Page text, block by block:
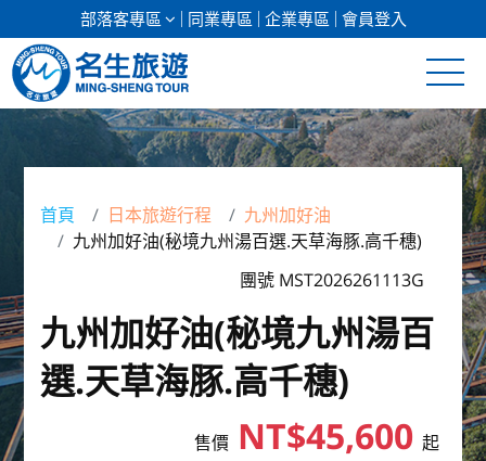
部落客專區 同業專區 企業專區 會員登入
清倉促銷
郵輪假期
海島假期
韓國
東南亞
首頁 日本旅遊行程
九州加好油
九州加好油(秘境九州湯百選.天草海豚.高千穗)
團號 MST2026261113G
九州加好油(秘境九州湯百
選.天草海豚.高千穗)
售價NT$45,600 起